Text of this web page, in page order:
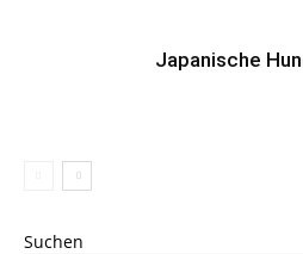
Japanische
Suchen